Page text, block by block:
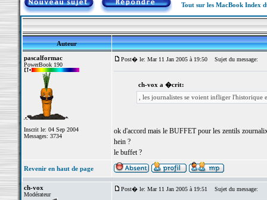
Tout sur les MacBook Index
Auteur
pascalformac
PowerBook 190
Inscrit le: 04 Sep 2004
Messages: 3734
Post� le: Mar 11 Jan 2005 à 19:50 Sujet du message:
ch-vox a �crit:
, les journalistes se voient infliger l'historique
ok d'accord mais le BUFFET pour les zentils
hein ?
le buffet ?
Revenir en haut de page
ch-vox
Modérateur
Post� le: Mar 11 Jan 2005 à 19:51 Sujet du message: